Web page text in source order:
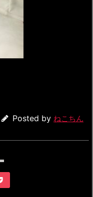
Posted by ねこちん